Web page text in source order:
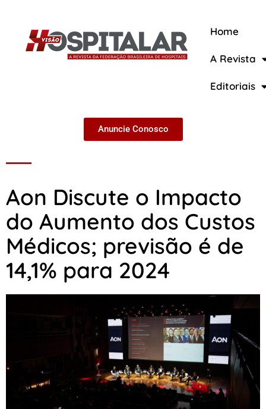
Home
A Revista
Editoriais
Anuncie Conosco
Aon Discute o Impacto
do Aumento dos Custos
Médicos; previsão é de
14,1% para 2024